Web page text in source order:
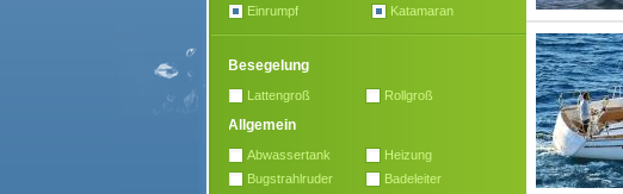
Einrumpf
Katamaran
Besegelung
Lattengroß Rollgroß
Allgemein
Abwassertank
Heizung
Bugstrahlruder
Badeleiter